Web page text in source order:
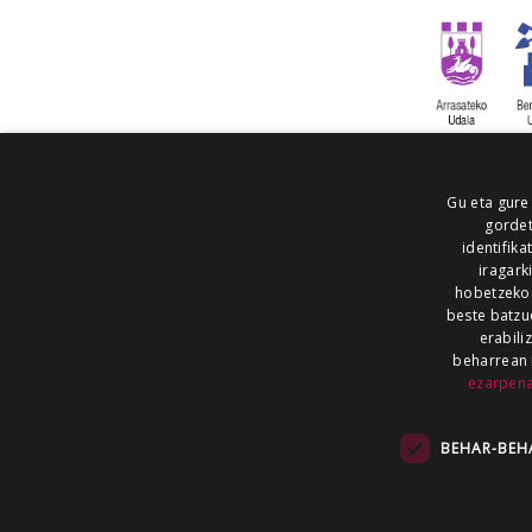
ALEA
NOAUA
Gu eta
hobetzeko.
beste
beharrean
BEHAR-